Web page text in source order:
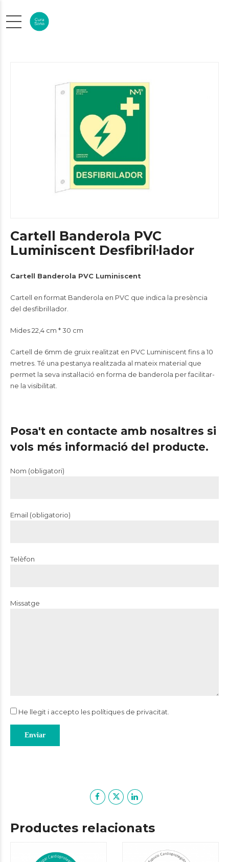
Cartell Banderola PVC
Luminiscent Desfibril·lador
Cartell Banderola PVC Luminiscent
Cartell en format Banderola en PVC que indica la presència
del desfibril·lador.
Mides 22,4 cm * 30 cm
Cartell de 6mm de gruix realitzat en PVC Luminiscent fins a 10
metres. Té una pestanya realitzada al mateix material que
permet la seva instal·lació en forma de banderola per facilitar-
ne la visibilitat.
Posa't en contacte amb nosaltres si
vols més informació del producte.
Nom (obligatori)
Email (obligatorio)
Telèfon
Missatge
He llegit i accepto les polítiques de privacitat
Productes relacionats